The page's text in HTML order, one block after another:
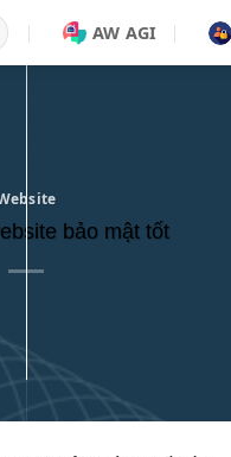
AW AGI
bảo mật tốt